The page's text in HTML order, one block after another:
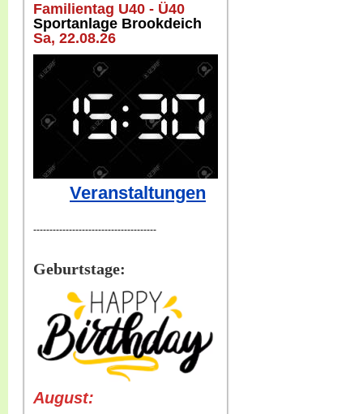
Familientag U40 - Ü40
Sportanlage Brookdeich
Sa, 22.08.26
Veranstaltungen
--------------------------------------
Geburtstage:
August: